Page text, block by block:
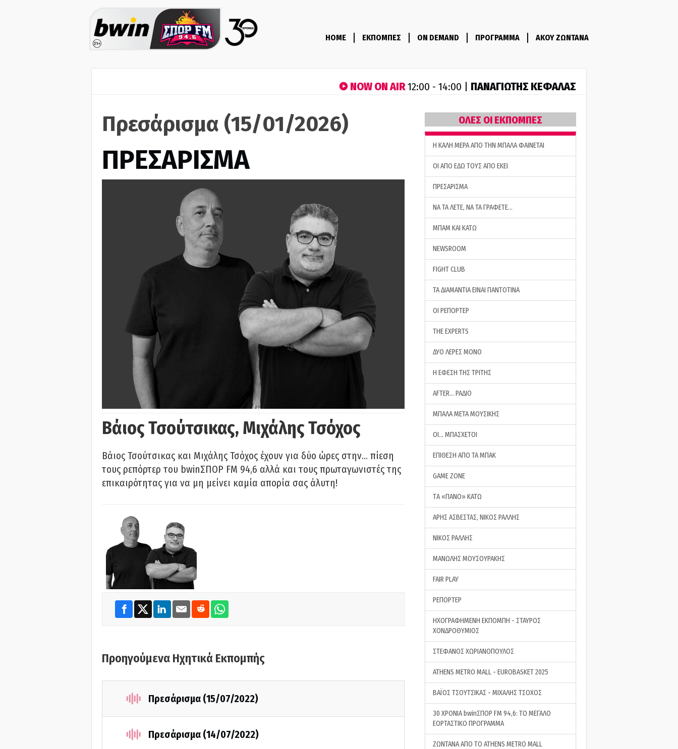
HOME ΕΚΠΟΜΠΕΣ ON DEMAND ΠΡΟΓΡΑΜΜΑ ΑΚΟΥ ΖΩΝΤΑΝΑ
NOW ON AIR12:00 - 14:00 | ΠΑΝΑΓΙΩΤΗΣ ΚΕΦΑΛΑΣ
Πρεσάρισμα (15/01/2026)
ΠΡΕΣΑΡΙΣΜΑ
Βάιος Τσούτσικας, Μιχάλης Τσόχος
Βάιος Τσούτσικας και Μιχάλης Τσόχος έχουν για δύο ώρες στην… πίεση
τους ρεπόρτερ του bwinΣΠΟΡ FM 94,6 αλλά και τους πρωταγωνιστές της
επικαιρότητας για να μη μείνει καμία απορία σας άλυτη!
Προηγούμενα Ηχητικά Εκπομπής
Πρεσάρισμα (15/07/2022)
Πρεσάρισμα (14/07/2022)
ΟΛΕΣ ΟΙ ΕΚΠΟΜΠΕΣ
H ΚΑΛΗ ΜΕΡΑ ΑΠΟ ΤΗΝ ΜΠΑΛΑ ΦΑΙΝΕΤΑΙ
ΟΙ ΑΠΟ ΕΔΩ ΤΟΥΣ ΑΠΟ ΕΚΕΙ
ΠΡΕΣΑΡΙΣΜΑ
ΝΑ ΤΑ ΛΕΤΕ, ΝΑ ΤΑ ΓΡΑΦΕΤΕ…
ΜΠΑΜ ΚΑΙ ΚΑΤΩ
NEWSROOM
FIGHT CLUB
ΤΑ ΔΙΑΜΑΝΤΙΑ ΕΙΝΑΙ ΠΑΝΤΟΤΙΝΑ
ΟΙ ΡΕΠΟΡΤΕΡ
THE EXPERTS
ΔΥΟ ΛΕΡΕΣ ΜΟΝΟ
Η ΕΦΕΣΗ ΤΗΣ ΤΡΙΤΗΣ
AFTER… ΡΑΔΙΟ
ΜΠΑΛΑ ΜΕΤΑ ΜΟΥΣΙΚΗΣ
ΟΙ… ΜΠΑΣΧΕΤΟΙ
ΕΠΙΘΕΣΗ ΑΠΟ ΤΑ ΜΠΑΚ
GAME ZONE
ΤA «ΠΑΝΟ» ΚΑΤΩ
ΑΡΗΣ ΑΣΒΕΣΤΑΣ, ΝΙΚΟΣ ΡΑΛΛΗΣ
ΝΙΚΟΣ ΡΑΛΛΗΣ
ΜΑΝΩΛΗΣ ΜΟΥΣΟΥΡΑΚΗΣ
FAIR PLAY
ΡΕΠΟΡΤΕΡ
ΗΧΟΓΡΑΦΗΜΕΝΗ ΕΚΠΟΜΠΗ - ΣΤΑΥΡΟΣ
ΧΟΝΔΡΟΘΥΜΙΟΣ
ΣΤΕΦΑΝΟΣ ΧΩΡΙΑΝΟΠΟΥΛΟΣ
ATHENS METRO MALL - EUROBASKET 2025
ΒΑΪΟΣ ΤΣΟΥΤΣΙΚΑΣ - ΜΙΧΑΛΗΣ ΤΣΟΧΟΣ
30 ΧΡΟΝΙΑ bwinΣΠΟΡ FM 94,6: ΤΟ ΜΕΓΑΛΟ
ΕΟΡΤΑΣΤΙΚΟ ΠΡΟΓΡΑΜΜΑ
ΖΩΝΤΑΝΑ ΑΠΟ ΤΟ ATHENS METRO MALL